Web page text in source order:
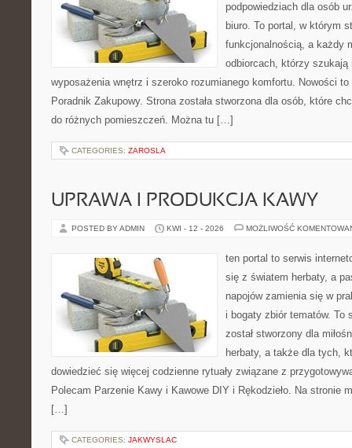
podpowiedziach dla osób
biuro. To portal, w którym
funkcjonalnością, a każdy
odbiorcach, którzy
wyposażenia wnętrz i szeroko rozumianego komfortu. Nowości
Poradnik Zakupowy. Strona została stworzona dla osób, które
do różnych pomieszczeń. Można tu […]
CATEGORIES: ZAROSLA
UPRAWA I PRODUKCJA KAWY
POSTED BY ADMIN KWI - 12 - 2026 MOŻLIWOŚĆ
ten portal to serwis
się z światem herbaty, a
napojów zamienia się w
i bogaty zbiór tematów. To
został stworzony dla
herbaty, a także dla tych,
dowiedzieć się więcej codzienne rytuały związane z
Polecam Parzenie Kawy i Kawowe DIY i Rękodzieło. Na stronie
[…]
CATEGORIES: JAKWYSLAC